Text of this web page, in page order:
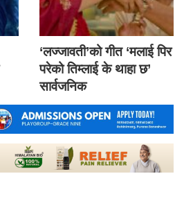
‘लज्जावती’को गीत ‘मलाई पिर
परेको तिम्लाई के थाहा छ’
सार्वजनिक